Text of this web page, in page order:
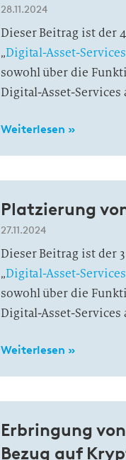
28.11.2024
Dieser Beitrag ist der
„Digital-Asset-
sowohl über die
Digital-Asset-Services
Weiterlesen »
Platzierung
27.11.2024
Dieser Beitrag ist der
„Digital-Asset-
sowohl über die
Digital-Asset-Services
Weiterlesen »
Erbringung
Bezug auf